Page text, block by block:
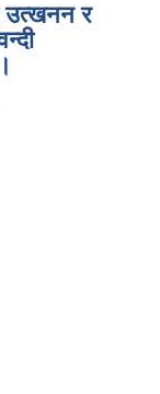
उत्खनन र